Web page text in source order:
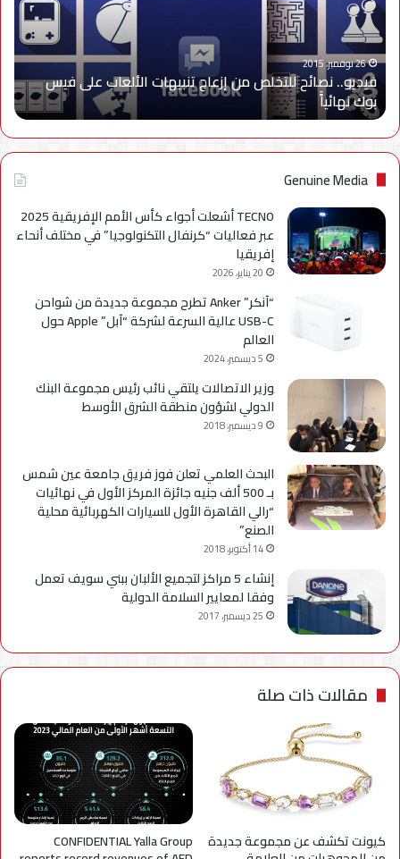
إزعاج
تنبيهات
الألعاب
على
فيس
بوك
نهائياًَ
26 نوفمبر، 2015
فيديو.. نصائح للتخلص من إزعاج تنبيهات الألعاب على فيس
بوك نهائياًَ
Genuine Media
TECNO أشعلت أجواء كأس الأمم الإفريقية 2025
عبر فعاليات “كرنفال التكنولوجيا” في مختلف أنحاء
إفريقيا
20 يناير، 2026
“آنكر” Anker تطرح مجموعة جديدة من شواحن
USB-C عالية السرعة لشركة “آبل” Apple حول
العالم
5 ديسمبر، 2024
وزير الاتصالات يلتقي نائب رئيس مجموعة البنك
الدولي لشؤون منطقة الشرق الأوسط
9 ديسمبر، 2018
البحث العلمي تعلن فوز فريق جامعة عين شمس
بـ 500 ألف جنيه جائزة المركز الأول في نهائيات
“رالي القاهرة الأول للسيارات الكهربائية محلية
الصنع”
14 أكتوبر، 2018
إنشاء 5 مراكز لتجميع الألبان ببني سويف تعمل
وفقا لمعايير السلامة الدولية
25 ديسمبر، 2017
مقالات ذات صلة
كيونت تكشف عن مجموعة جديدة CONFIDENTIAL Yalla Group